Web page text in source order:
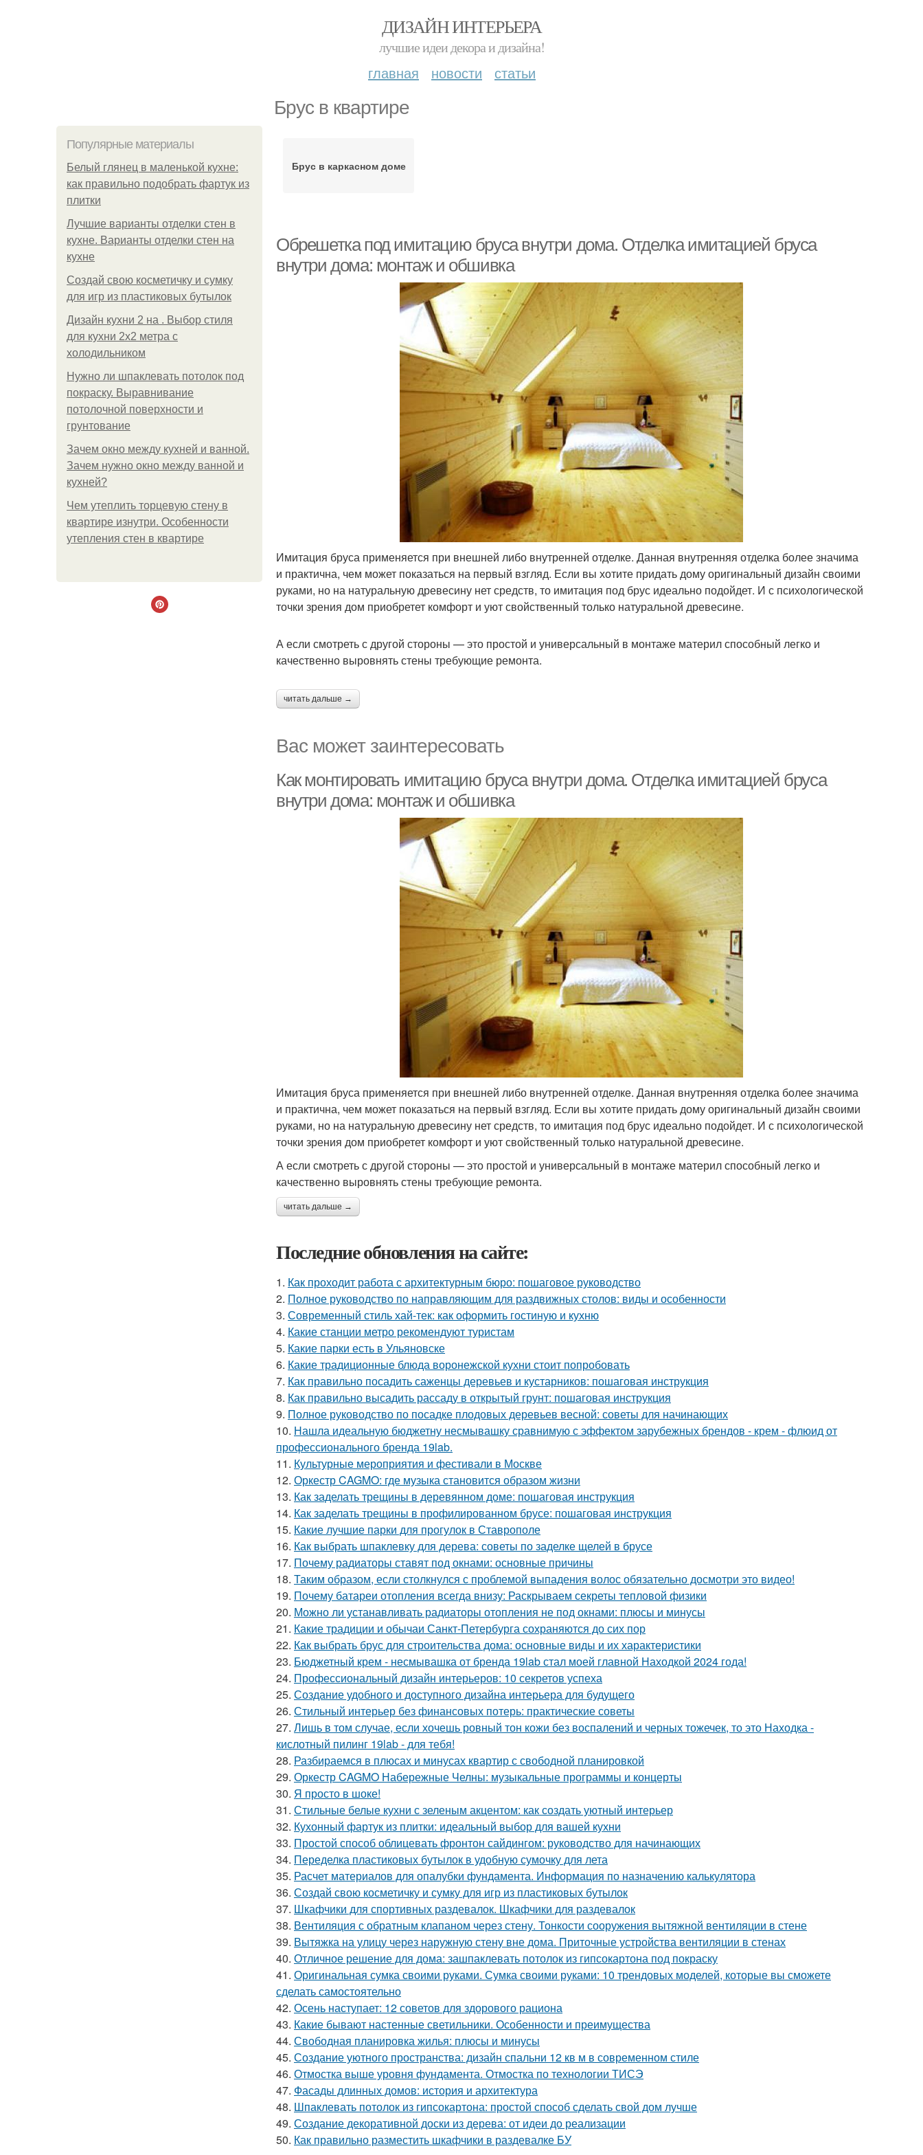
ДИЗАЙН ИНТЕРЬЕРА
лучшие идеи декора и дизайна!
главная новости статьи
Брус в квартире
Популярные материалы
Белый глянец в маленькой кухне:
как правильно подобрать фартук из
плитки
Лучшие варианты отделки стен в
кухне. Варианты отделки стен на
кухне
Создай свою косметичку и сумку
для игр из пластиковых бутылок
Дизайн кухни 2 на . Выбор стиля
для кухни 2х2 метра с
холодильником
Нужно ли шпаклевать потолок под
покраску. Выравнивание
потолочной поверхности и
грунтование
Зачем окно между кухней и ванной.
Зачем нужно окно между ванной и
кухней?
Чем утеплить торцевую стену в
квартире изнутри. Особенности
утепления стен в квартире
Брус в каркасном доме
Обрешетка под имитацию бруса внутри дома. Отделка имитацией бруса
внутри дома: монтаж и обшивка
Имитация бруса применяется при внешней либо внутренней отделке. Данная внутренняя отделка более значима
и практична, чем может показаться на первый взгляд. Если вы хотите придать дому оригинальный дизайн своими
руками, но на натуральную древесину нет средств, то имитация под брус идеально подойдет. И с психологической
точки зрения дом приобретет комфорт и уют свойственный только натуральной древесине.
А если смотреть с другой стороны — это простой и универсальный в монтаже материл способный легко и
качественно выровнять стены требующие ремонта.
читать дальше →
Вас может заинтересовать
Как монтировать имитацию бруса внутри дома. Отделка имитацией бруса
внутри дома: монтаж и обшивка
Имитация бруса применяется при внешней либо внутренней отделке. Данная внутренняя отделка более значима
и практична, чем может показаться на первый взгляд. Если вы хотите придать дому оригинальный дизайн своими
руками, но на натуральную древесину нет средств, то имитация под брус идеально подойдет. И с психологической
точки зрения дом приобретет комфорт и уют свойственный только натуральной древесине.
А если смотреть с другой стороны — это простой и универсальный в монтаже материл способный легко и
качественно выровнять стены требующие ремонта.
читать дальше →
Последние обновления на сайте:
1. Как проходит работа с архитектурным бюро: пошаговое руководство
2. Полное руководство по направляющим для раздвижных столов: виды и особенности
3. Современный стиль хай-тек: как оформить гостиную и кухню
4. Какие станции метро рекомендуют туристам
5. Какие парки есть в Ульяновске
6. Какие традиционные блюда воронежской кухни стоит попробовать
7. Как правильно посадить саженцы деревьев и кустарников: пошаговая инструкция
8. Как правильно высадить рассаду в открытый грунт: пошаговая инструкция
9. Полное руководство по посадке плодовых деревьев весной: советы для начинающих
10. Нашла идеальную бюджетну несмывашку сравнимую с эффектом зарубежных брендов - крем - флюид от
профессионального бренда 19lab.
11. Культурные мероприятия и фестивали в Москве
12. Оркестр CAGMO: где музыка становится образом жизни
13. Как заделать трещины в деревянном доме: пошаговая инструкция
14. Как заделать трещины в профилированном брусе: пошаговая инструкция
15. Какие лучшие парки для прогулок в Ставрополе
16. Как выбрать шпаклевку для дерева: советы по заделке щелей в брусе
17. Почему радиаторы ставят под окнами: основные причины
18. Таким образом, если столкнулся с проблемой выпадения волос обязательно досмотри это видео!
19. Почему батареи отопления всегда внизу: Раскрываем секреты тепловой физики
20. Можно ли устанавливать радиаторы отопления не под окнами: плюсы и минусы
21. Какие традиции и обычаи Санкт-Петербурга сохраняются до сих пор
22. Как выбрать брус для строительства дома: основные виды и их характеристики
23. Бюджетный крем - несмывашка от бренда 19lab стал моей главной Находкой 2024 года!
24. Профессиональный дизайн интерьеров: 10 секретов успеха
25. Создание удобного и доступного дизайна интерьера для будущего
26. Стильный интерьер без финансовых потерь: практические советы
27. Лишь в том случае, если хочешь ровный тон кожи без воспалений и черных тожечек, то это Находка -
кислотный пилинг 19lab - для тебя!
28. Разбираемся в плюсах и минусах квартир с свободной планировкой
29. Оркестр CAGMO Набережные Челны: музыкальные программы и концерты
30. Я просто в шоке!
31. Стильные белые кухни с зеленым акцентом: как создать уютный интерьер
32. Кухонный фартук из плитки: идеальный выбор для вашей кухни
33. Простой способ облицевать фронтон сайдингом: руководство для начинающих
34. Переделка пластиковых бутылок в удобную сумочку для лета
35. Расчет материалов для опалубки фундамента. Информация по назначению калькулятора
36. Создай свою косметичку и сумку для игр из пластиковых бутылок
37. Шкафчики для спортивных раздевалок. Шкафчики для раздевалок
38. Вентиляция с обратным клапаном через стену. Тонкости сооружения вытяжной вентиляции в стене
39. Вытяжка на улицу через наружную стену вне дома. Приточные устройства вентиляции в стенах
40. Отличное решение для дома: зашпаклевать потолок из гипсокартона под покраску
41. Оригинальная сумка своими руками. Сумка своими руками: 10 трендовых моделей, которые вы сможете
сделать самостоятельно
42. Осень наступает: 12 советов для здорового рациона
43. Какие бывают настенные светильники. Особенности и преимущества
44. Свободная планировка жилья: плюсы и минусы
45. Создание уютного пространства: дизайн спальни 12 кв м в современном стиле
46. Отмостка выше уровня фундамента. Отмостка по технологии ТИСЭ
47. Фасады длинных домов: история и архитектура
48. Шпаклевать потолок из гипсокартона: простой способ сделать свой дом лучше
49. Создание декоративной доски из дерева: от идеи до реализации
50. Как правильно разместить шкафчики в раздевалке БУ